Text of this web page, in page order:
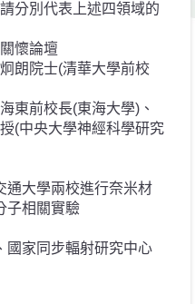
分別代表上述四領域的
懷論壇
朗院士(清華大學前校
東前校長(東海大學)、
(中央大學神經科學研究
通大學兩校進行奈米材
子相關實驗
國家同步輻射研究中心